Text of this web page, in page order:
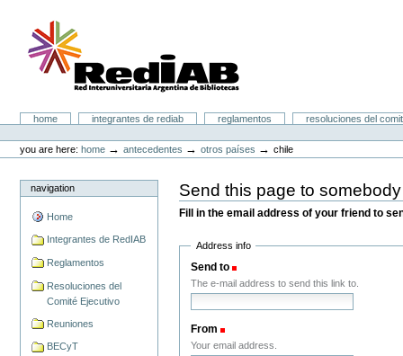
content.
Portal RedIAB
Sectionshome integrantes de rediab reglamentos
resoluciones del
tools
you are here: home →antecedentes →otros países →chile
navigation
Home
Integrantes de RedIAB
Reglamentos
Resoluciones del
Comité Ejecutivo
Reuniones
BECyT
Send this page to somebody
Fill in the email address of your friend to
Address info
Send to
The e-mail address to send this link to.
From
Your email address.